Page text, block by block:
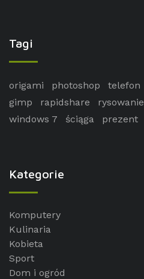
Tagi
origami photoshop telefon
gimp
rapidshare rysowanie
windows 7
ściąga prezent
Kategorie
Komputery
Kulinaria
Kobieta
Sport
Dom i ogród